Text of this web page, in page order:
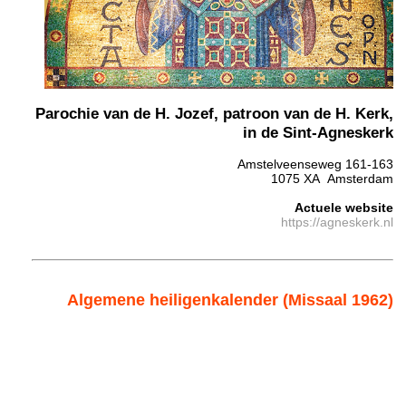
Parochie van de H. Jozef, patroon van de H. Kerk,
in de Sint-Agneskerk
Amstelveenseweg 161-163
1075 XA Amsterdam
Actuele website
https://agneskerk.nl
Algemene heiligenkalender (Missaal 1962)